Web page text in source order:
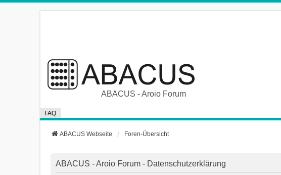
ABACUS - Aroio Forum
FAQ
ABACUS Webseite Foren-Übersicht
ABACUS - Aroio Forum - Datenschutzerklärung